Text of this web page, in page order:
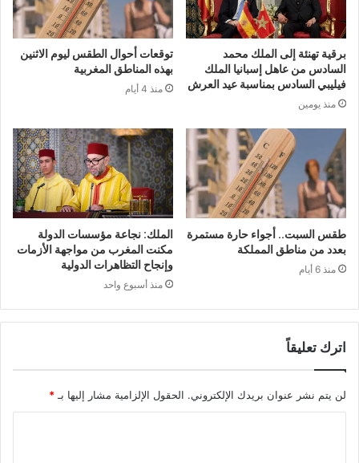
برقية تهنئة إلى الملك محمد
السادس من عاهل إسبانيا الملك
فيليبي السادس بمناسبة عيد العرش
منذ يومين
توقعات أحوال الطقس ليوم الاثنين
بهذه المناطق المغربية
منذ 4 أيام
طقس السبت.. أجواء حارة مستمرة
بعدد من مناطق المملكة
منذ 6 أيام
الملك: نجاعة مؤسسات الدولة
مكنت المغرب من مواجهة الأزمات
وإنجاح التظاهرات الدولية
منذ أسبوع واحد
اترك تعليقاً
لن يتم نشر عنوان بريدك الإلكتروني. الحقول الإلزامية مشار إليها بـ *